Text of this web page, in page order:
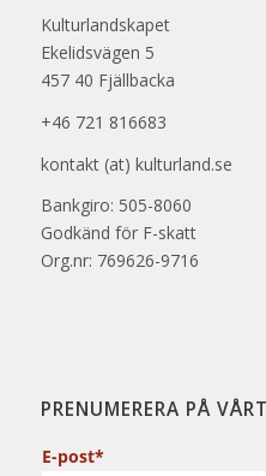
Kulturlandskapet
Ekelidsvägen 5
457 40 Fjällbacka
+46 721 816683
kontakt (at) kulturland.se
Bankgiro: 505-8060
Godkänd för F-skatt
Org.nr: 769626-9716
PRENUMERERA PÅ
E-post*